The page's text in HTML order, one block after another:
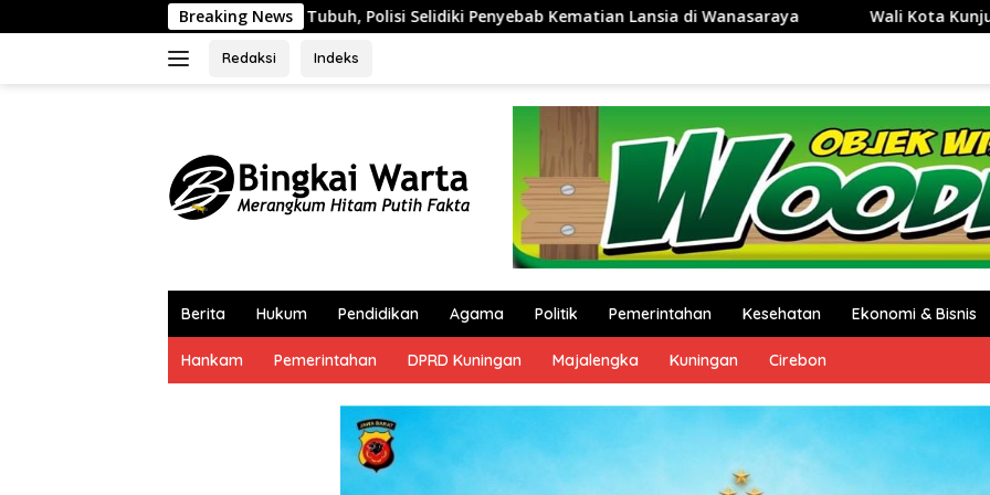
ke
Breaking News
di Tubuh, Polisi Selidiki Penyebab Kematian Lansia di Wanasaraya Wali Kota Kunjungi UPT Latihan Tenaga Kerja,
Redaksi Indeks
Berita Hukum Pendidikan Agama Politik Pemerintahan Kesehatan Ekonomi & Bisnis
Hankam Pemerintahan DPRD Kuningan Majalengka Kuningan Cirebon